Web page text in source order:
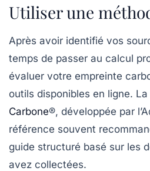
Utiliser une
Après avoir identifié vos
temps de passer au calcul
évaluer votre empreinte
outils disponibles en ligne. La
Carbone®, développée par
référence souvent
guide structuré basé sur les
avez collectées.